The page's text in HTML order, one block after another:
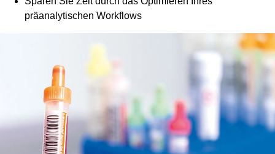
präanalytischen Workflows